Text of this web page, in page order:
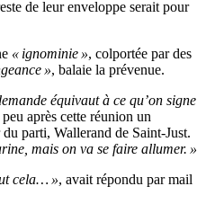
de leur enveloppe serait pour
« ignominie », colportée par des
», balaie la prévenue.
équivaut à ce qu’on signe
après cette réunion un
parti, Wallerand de Saint-Just.
mais on va se faire allumer. »
cela… », avait répondu par mail